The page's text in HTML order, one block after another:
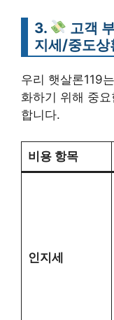
3.
고객
지세/중도상
우리 햇살론119
화하기 위해 중
합니다.
비용 항목
인지세